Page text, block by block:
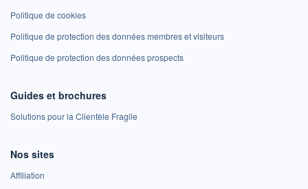
Politique de cookies
Politique de protection des données membres et visiteurs
Politique de protection des données prospects
Guides et brochures
Solutions pour la Clientèle Fragile
Nos sites
Affiliation